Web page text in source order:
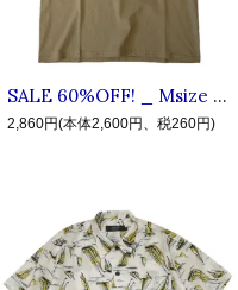
SALE 60%OFF! _ Msize #8 BMM ◆ LIVE IN FAB EARTH リブインファブアース : 半袖 アースTシャツ Sand
2,860円(本体2,600円、税260円)